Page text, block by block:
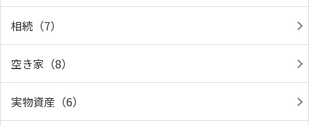
相続（7）
空き家（8）
実物資産（6）